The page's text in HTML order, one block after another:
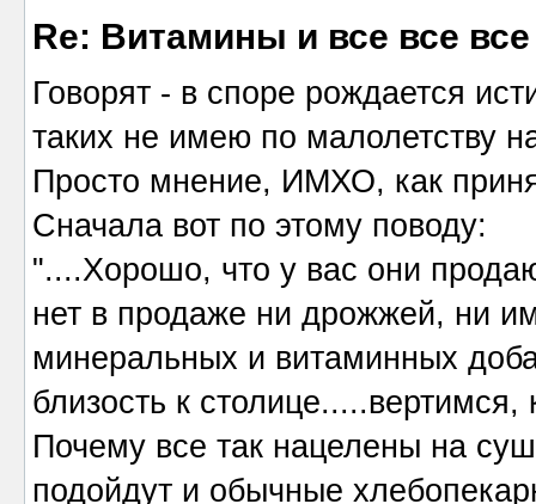
Re: Витамины и все все все
Говорят - в споре рождается
таких не имею по малолетству
Просто мнение, ИМХО, как
Сначала вот по этому поводу:
"....Хорошо, что у вас они
нет в продаже ни дрожжей, ни
минеральных и витаминных
близость к столице.....вертимся,
Почему все так нацелены на
подойдут и обычные